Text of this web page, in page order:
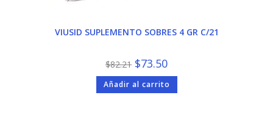
VIUSID SUPLEMENTO SOBRES 4 GR C/21
$82.21 El
precio
original
era:
$82.21.
$73.50El
precio
actual
es:
$73.50.
Añadir al carrito